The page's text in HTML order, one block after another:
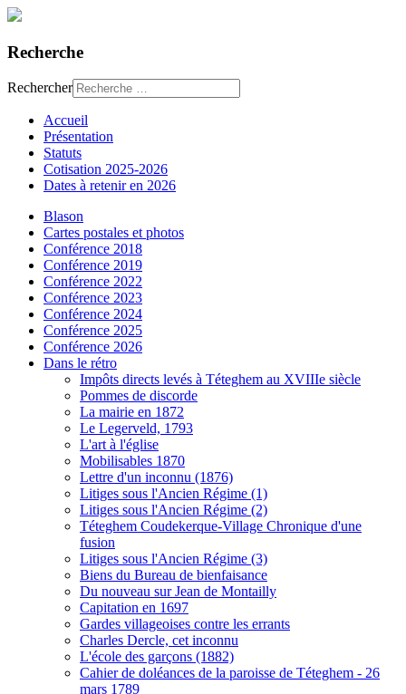
Recherche
Rechercher
Accueil
Présentation
Statuts
Cotisation 2025-2026
Dates à retenir en 2026
Blason
Cartes postales et photos
Conférence 2018
Conférence 2019
Conférence 2022
Conférence 2023
Conférence 2024
Conférence 2025
Conférence 2026
Dans le rétro
Impôts directs levés à Téteghem au XVIIIe siècle
Pommes de discorde
La mairie en 1872
Le Legerveld, 1793
L'art à l'église
Mobilisables 1870
Lettre d'un inconnu (1876)
Litiges sous l'Ancien Régime (1)
Litiges sous l'Ancien Régime (2)
Téteghem Coudekerque-Village Chronique d'une
fusion
Litiges sous l'Ancien Régime (3)
Biens du Bureau de bienfaisance
Du nouveau sur Jean de Montailly
Capitation en 1697
Gardes villageoises contre les errants
Charles Dercle, cet inconnu
L'école des garçons (1882)
Cahier de doléances de la paroisse de Téteghem - 26
mars 1789